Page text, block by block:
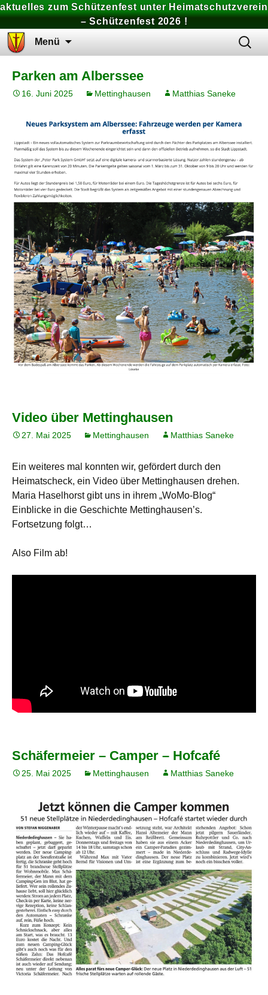
aktuelles zum Schützenfest unter Heimatschutzverein
– Schützenfest 2026 !
Menü
Suchen
nach:
Parken am Alberssee
16. Juni 2025 Mettinghausen Matthias Saneke
Video über Mettinghausen
27. Mai 2025 Mettinghausen Matthias Saneke
Ein weiteres mal konnten wir, gefördert durch den
Heimatscheck, ein Video über Mettinghausen drehen.
Maria Haselhorst gibt uns in ihrem „WoMo-Blog“
Einblicke in die Geschichte Mettinghausen’s.
Fortsetzung folgt…
Also Film ab!
Schäfermeier – Camper – Hofcafé
25. Mai 2025 Mettinghausen Matthias Saneke